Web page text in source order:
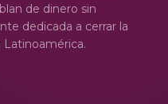
de dinero sin
dedicada a cerrar la